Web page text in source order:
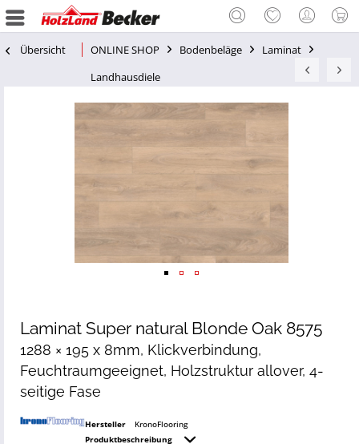
Übersicht ONLINE SHOP Bodenbeläge
Laminat
Landhausdiele
Laminat Super natural Blonde Oak 8575
1288 × 195 x 8mm, Klickverbindung,
Feuchtraumgeeignet, Holzstruktur allover, 4-
seitige Fase
Hersteller
KronoFlooring
Produktbeschreibung